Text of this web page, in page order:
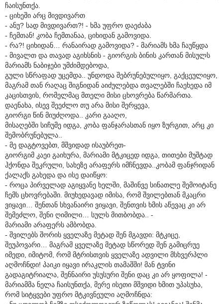
ჩაისუნთქა.
- ციხეში არც მივდივართ
- ანუ? სად მივდივართ?! - ხმა უფრო დაეძაბა
- ჩემთან! კობა ჩემთანაა, ციხიდან გამოვიდა.
- რა?! ციხიდან… რანაირად გამოვიდა? - მარიამს ხმა ჩაუწყდა
- მივალთ და თავად აგიხსნის - გიორგის ბინის კართან მისულს
მარიამს ნაბიჯები უმძიმდებოდა,
გული სწრაფად უცემდა.. უნდოდა შებრუნებულიყო, გაქცეულიყო,
მაგრამ თან რაღაც შიგნიდან აიძულებდა თვალებში ჩაეხედა იმ
კაცისთვის, რომელმაც მთელი მისი ცხოვრება წარმართა.
დაენახა, ისევ შეეძლო თუ არა მისი შერყევა,
გიორგი წინ მიუძღოდა.. კარი გააღო,
მისაღებში სიჩუმე იდგა, კობა ფანჯარასთან იყო ზურგით, არც კი
შემობრუნებულა..
- მე დაგტოვებთ, მშვიდად ისაუბრეთ-
გიორგიმ კაეი გაიხურა, მარიამი მტკიცედ იდგა, თითები მუშტად
ჰქონდა შეკრული, სახეზე არაფერს იმჩნევდა..კობამ ფანჯრიდან
ქალაქს გახედა და ისე დაიწყო:
- როცა პირველად აგიყვანე ხელში, მაშინვე სინათლე შემოიტანე
ჩემს ცხოვრებაში. მიუხედავად იმისა, რომ შვილებთან მკაცრი
ვიყავი… შენთან სხვანაირი ვიყავი, შენთვის ხმის აწევაც კი არ
შემეძლო, შენი ღიმილი… სულს მითბობდა.. -
მარიამი არაფერს ამბობდა.
- შვილებს შორის ყველაზე მეტად შენ მგავდი: მტკიცე,
შეუპოვარი… მაგრამ ყველაზე მეტად სწორედ შენ გამიცრუე
იმედი, იმიტომ, რომ მტრისთვის ყველაზე ადვილი მსხვერპლი
აღმოჩნდი! პაიკი იყავი ირაკლის თამაშში! მან ტვინი
გადაგიტრიალა, შენნაირი უსუსური შენი დაც კი არ ყოფილა! -
მარიამმა ნელა ჩაისუნთქა, მერე ისეთი მშვიდი ხმით უპასუხა,
რომ სიტყვები უფრო მტკივნეული აღმოჩნდა: